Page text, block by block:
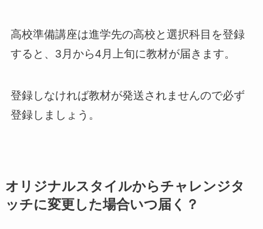
高校準備講座は進学先の高校と選択科目を登録
すると、3月から4月上旬に教材が届きます。
登録しなければ教材が発送されませんので必ず
登録しましょう。
オリジナルスタイルからチャレンジタ
ッチに変更した場合いつ届く？